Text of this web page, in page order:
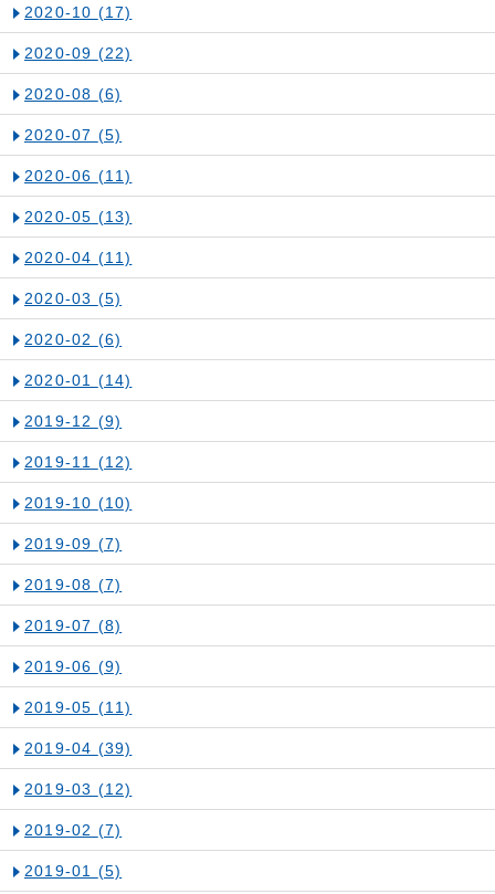
2020-10 (17)
2020-09 (22)
2020-08 (6)
2020-07 (5)
2020-06 (11)
2020-05 (13)
2020-04 (11)
2020-03 (5)
2020-02 (6)
2020-01 (14)
2019-12 (9)
2019-11 (12)
2019-10 (10)
2019-09 (7)
2019-08 (7)
2019-07 (8)
2019-06 (9)
2019-05 (11)
2019-04 (39)
2019-03 (12)
2019-02 (7)
2019-01 (5)